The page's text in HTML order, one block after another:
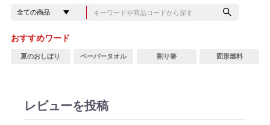
おすすめワード
夏のおしぼり ペーパータオル 割り箸 固形燃料
レビューを投稿